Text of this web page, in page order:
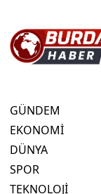
GÜNDEM
EKONOMİ
DÜNYA
SPOR
TEKNOLOJİ